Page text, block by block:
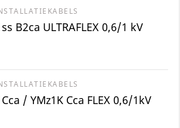
B2ca ULTRAFLEX 0,6/1 kV
/ YMz1K Cca FLEX 0,6/1kV